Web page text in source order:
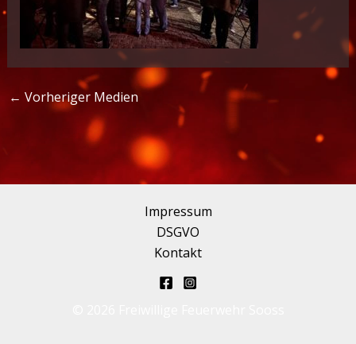
← Vorheriger Medien
Impressum
DSGVO
Kontakt